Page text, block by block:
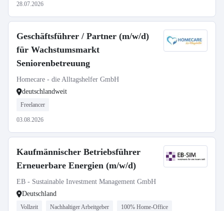
28.07.2026
Geschäftsführer / Partner (m/w/d)
für Wachstumsmarkt
Seniorenbetreuung
Homecare - die Alltagshelfer GmbH
deutschlandweit
Freelancer
03.08.2026
Kaufmännischer Betriebsführer
Erneuerbare Energien (m/w/d)
EB - Sustainable Investment Management GmbH
Deutschland
Vollzeit Nachhaltiger Arbeitgeber 100% Home-Office